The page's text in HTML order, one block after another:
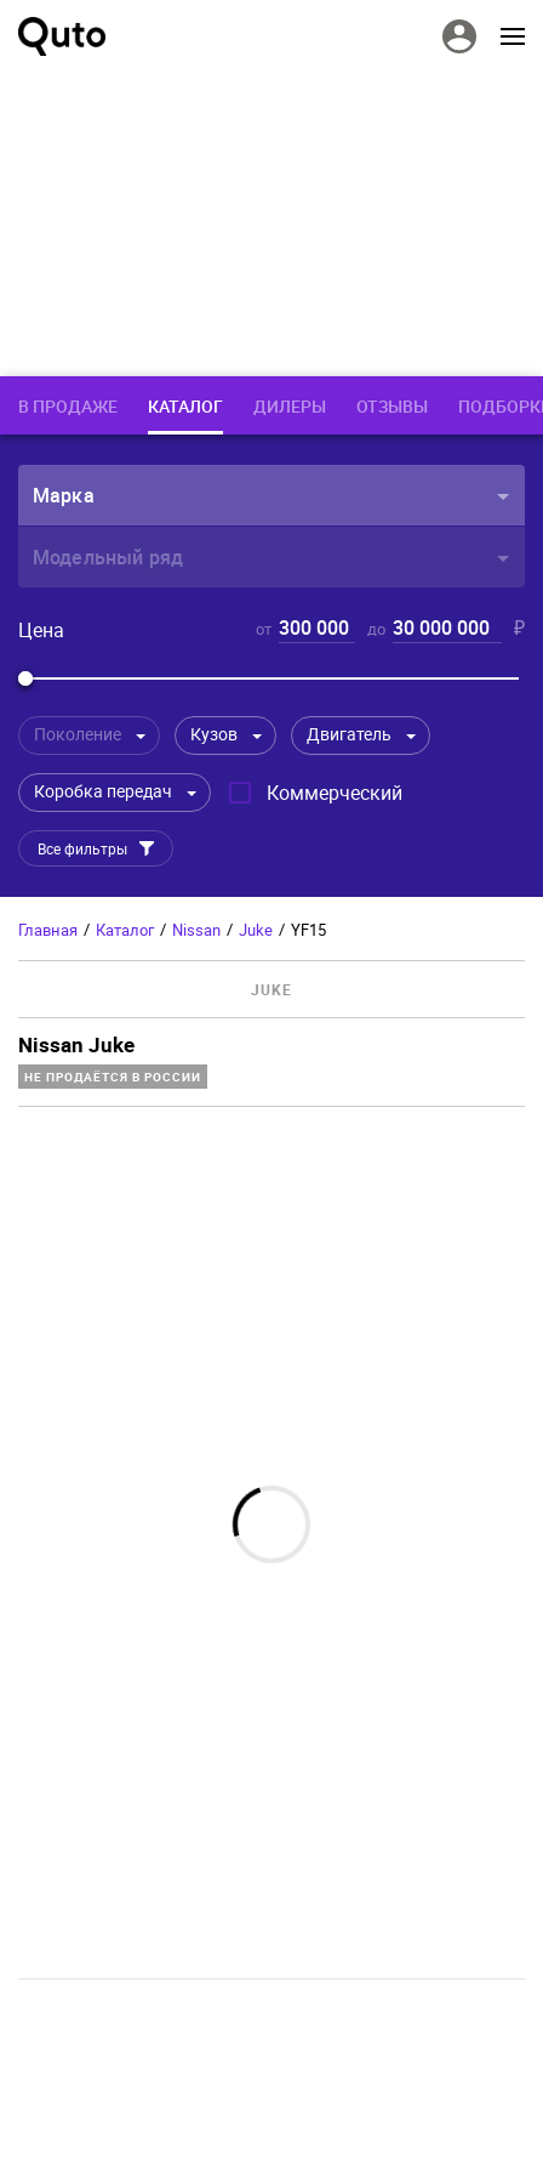
В ПРОДАЖЕ КАТАЛОГ ДИЛЕРЫ ОТЗЫВЫ
Марка
Модельный ряд
Цена от 300 000 до 30 000 000 ₽
Поколение Кузов Двигатель
Коробка передач Коммерческий
Все фильтры
Главная / Каталог / Nissan / Juke / YF15
JUKE
Nissan Juke
НЕ ПРОДАЁТСЯ В РОССИИ